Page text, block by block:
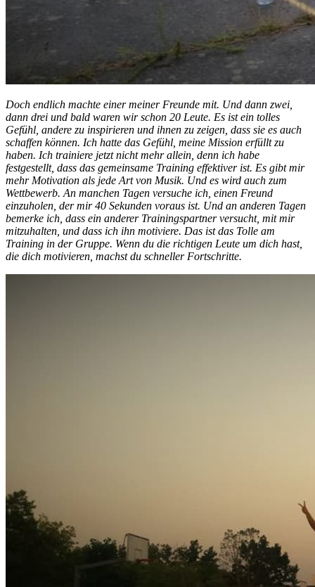
Doch endlich machte einer meiner Freunde mit. Und dann zwei,
dann drei und bald waren wir schon 20 Leute. Es ist ein tolles
Gefühl, andere zu inspirieren und ihnen zu zeigen, dass sie es auch
schaffen können. Ich hatte das Gefühl, meine Mission erfüllt zu
haben. Ich trainiere jetzt nicht mehr allein, denn ich habe
festgestellt, dass das gemeinsame Training effektiver ist. Es gibt mir
mehr Motivation als jede Art von Musik. Und es wird auch zum
Wettbewerb. An manchen Tagen versuche ich, einen Freund
einzuholen, der mir 40 Sekunden voraus ist. Und an anderen Tagen
bemerke ich, dass ein anderer Trainingspartner versucht, mit mir
mitzuhalten, und dass ich ihn motiviere. Das ist das Tolle am
Training in der Gruppe. Wenn du die richtigen Leute um dich hast,
die dich motivieren, machst du schneller Fortschritte.